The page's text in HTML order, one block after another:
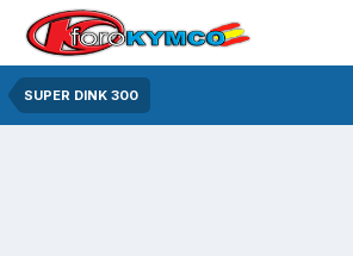
SUPER DINK 300